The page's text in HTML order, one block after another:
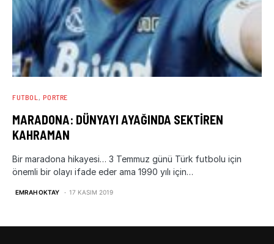
FUTBOL PORTRE
MARADONA: DÜNYAYI AYAĞINDA SEKTIREN
KAHRAMAN
Bir maradona hikayesi… 3 Temmuz günü Türk futbolu için
önemli bir olayı ifade eder ama 1990 yılı için…
EMRAH OKTAY 17 KASIM 2019